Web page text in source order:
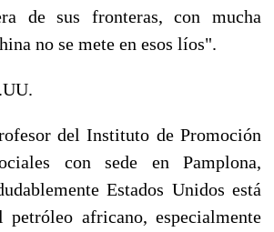
de sus fronteras, con mucha
no se mete en esos líos".
del Instituto de Promoción
con sede en Pamplona,
Estados Unidos está
petróleo africano, especialmente